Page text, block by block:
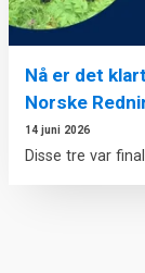
Nå er det
Norske
14 juni 2026
Disse tre var